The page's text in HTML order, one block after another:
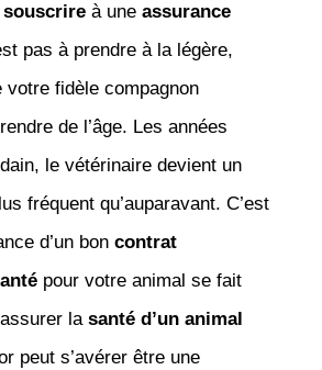
souscrireà une assurance
pas à prendre à la légère,
votre fidèle compagnon
de l’âge. Les années
le vétérinaire devient un
fréquent qu’auparavant. C’est
d’un bon contrat
pour votre animal se fait
la santé d’un animal
peut s’avérer être une